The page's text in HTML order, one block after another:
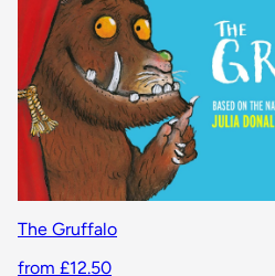
The Gruffalo
from £12.50